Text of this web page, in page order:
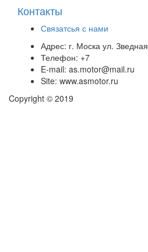
Контакты
Связатсья с нами
Адрес: г. Моска ул. Зведная
Телефон: +7
E-mail: as.motor@mail.ru
Site: www.asmotor.ru
Copyright © 2019